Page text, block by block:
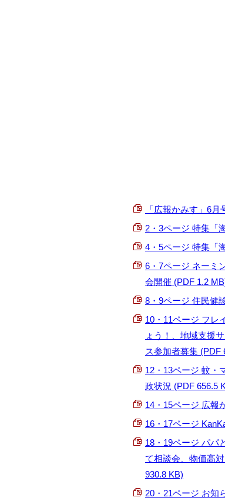
「広報かみす」6
2・3ページ 特集「
4・5ページ 特集「
6・7ページ ネーミ
会開催 (PDF 1.2
8・9ページ 住民健
10・11ページ フレ
ょう！、地域支援
ス参加者募集 (PDF
12・13ページ 蚊・
政状況 (PDF 656.5
14・15ページ 広報
16・17ページ
18・19ページ パパ
て相談会、物価高
930.8 KB)
20・21ページ お知